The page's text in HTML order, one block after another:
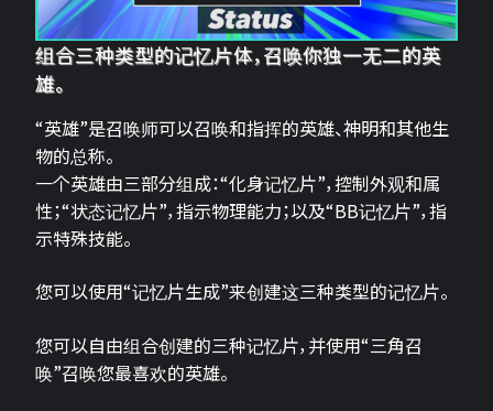
组合三种类型的记忆片体，召唤你独一无二的英
雄。
“英雄”是召唤师可以召唤和指挥的英雄、神明和其他生
物的总称。
一个英雄由三部分组成：“化身记忆片”，控制外观和属
性；“状态记忆片”，指示物理能力；以及“BB记忆片”，指
示特殊技能。
您可以使用“记忆片生成”来创建这三种类型的记忆片。
您可以自由组合创建的三种记忆片，并使用“三角召
唤”召唤您最喜欢的英雄。